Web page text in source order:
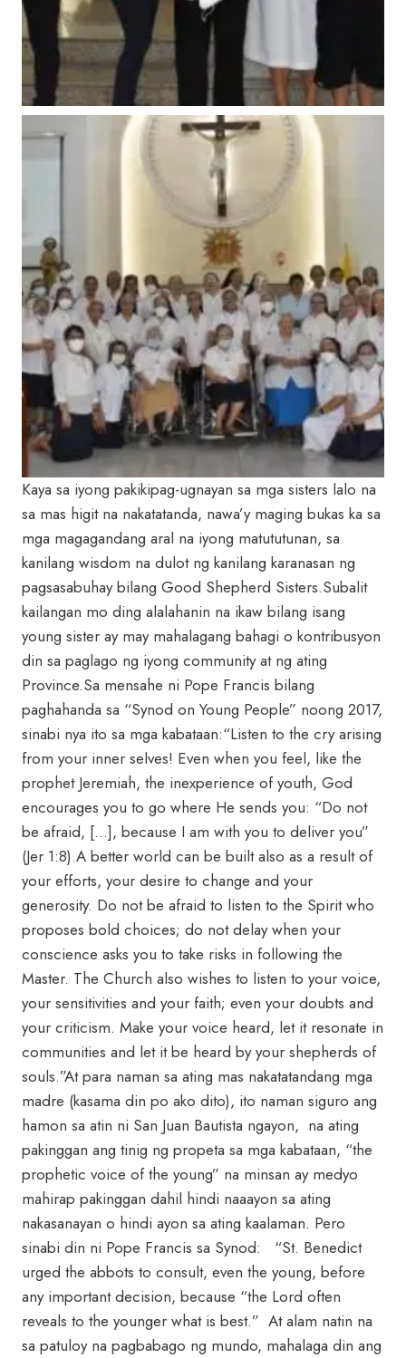
Kaya sa iyong pakikipag-ugnayan sa mga sisters lalo na
sa mas higit na nakatatanda, nawa’y maging bukas ka sa
mga magagandang aral na iyong matututunan, sa
kanilang wisdom na dulot ng kanilang karanasan ng
pagsasabuhay bilang Good Shepherd Sisters.Subalit
kailangan mo ding alalahanin na ikaw bilang isang
young sister ay may mahalagang bahagi o kontribusyon
din sa paglago ng iyong community at ng ating
Province.Sa mensahe ni Pope Francis bilang
paghahanda sa “Synod on Young People” noong 2017,
sinabi nya ito sa mga kabataan:“Listen to the cry arising
from your inner selves! Even when you feel, like the
prophet Jeremiah, the inexperience of youth, God
encourages you to go where He sends you: “Do not
be afraid, […], because I am with you to deliver you”
(Jer 1:8).A better world can be built also as a result of
your efforts, your desire to change and your
generosity. Do not be afraid to listen to the Spirit who
proposes bold choices; do not delay when your
conscience asks you to take risks in following the
Master. The Church also wishes to listen to your voice,
your sensitivities and your faith; even your doubts and
your criticism. Make your voice heard, let it resonate in
communities and let it be heard by your shepherds of
souls.”At para naman sa ating mas nakatatandang mga
madre (kasama din po ako dito), ito naman siguro ang
hamon sa atin ni San Juan Bautista ngayon, na ating
pakinggan ang tinig ng propeta sa mga kabataan, “the
prophetic voice of the young” na minsan ay medyo
mahirap pakinggan dahil hindi naaayon sa ating
nakasanayan o hindi ayon sa ating kaalaman. Pero
sinabi din ni Pope Francis sa Synod: “St. Benedict
urged the abbots to consult, even the young, before
any important decision, because “the Lord often
reveals to the younger what is best.” At alam natin na
sa patuloy na pagbabago ng mundo, mahalaga din ang